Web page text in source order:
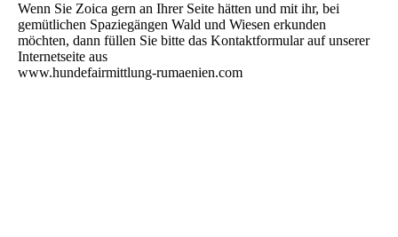
Wenn Sie Zoica gern an Ihrer Seite hätten und mit ihr, bei
gemütlichen Spaziegängen Wald und Wiesen erkunden
möchten, dann füllen Sie bitte das Kontaktformular auf unserer
Internetseite aus
www.hundefairmittlung-rumaenien.com